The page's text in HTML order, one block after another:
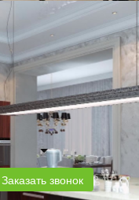
Заказать звонок